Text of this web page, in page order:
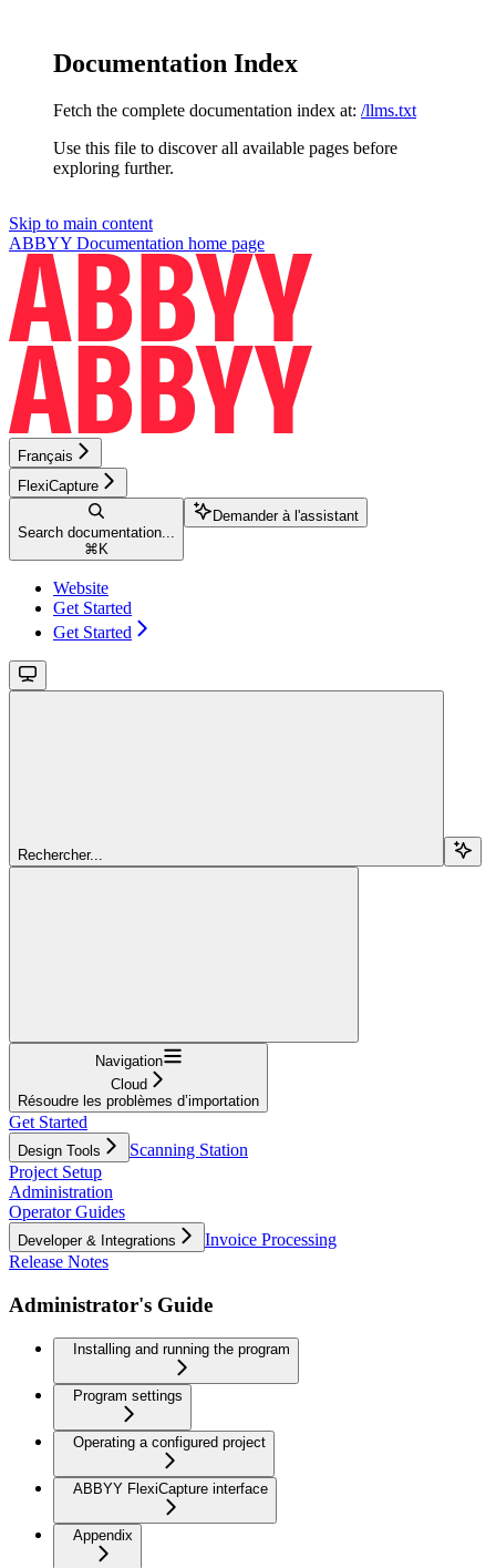
Documentation Index
Fetch the complete documentation index at: /llms.txt
Use this file to discover all available pages before
exploring further.
Skip to main content
ABBYY Documentation home page
Français
FlexiCapture
Search documentation...
⌘ K
Demander à l'assistant
Website
Get Started
Get Started
Rechercher...
Navigation
Cloud
Résoudre les problèmes d’importation
Get Started
Design Tools
Scanning Station
Project Setup
Administration
Operator Guides
Developer & Integrations
Invoice Processing
Release Notes
Administrator's Guide
Installing and running the program
Program settings
Operating a configured project
ABBYY FlexiCapture interface
Appendix